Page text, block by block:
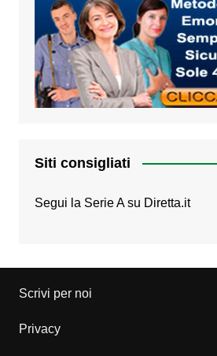
Siti consigliati
Segui la Serie A su Diretta.it
Scrivi per noi
Privacy